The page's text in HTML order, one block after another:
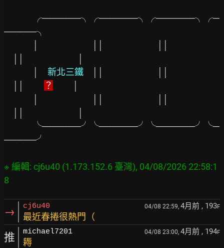
╭──────╮╭──────╮╭──────╮╭─
─────╮
新北三鐵
？
╰──────╯╰──────╯╰──────╯╰─
─────╯
※ 編輯: cj6u40 (1.173.152.6 臺灣), 04/08/2026 22:58:1
→ cj6u40 04/08 22:59, 4月前 , 193F
最近春捲很熱門（
推 michael7201 04/08 23:00, 4月前 , 194F
耨